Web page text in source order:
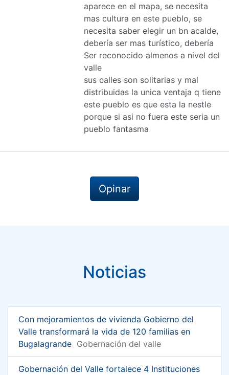
aparece en el mapa, se necesita
mas cultura en este pueblo, se
necesita saber elegir un bn acalde,
debería ser mas turístico, debería
Ser reconocido almenos a nivel del
valle
sus calles son solitarias y mal
distribuidas la unica ventaja q tiene
este pueblo es que esta la nestle
porque si asi no fuera este seria un
pueblo fantasma
Opinar
Noticias
Con mejoramientos de vivienda Gobierno del
Valle transformará la vida de 120 familias en
Bugalagrande Gobernación del valle
Gobernación del Valle fortalece 4 Instituciones